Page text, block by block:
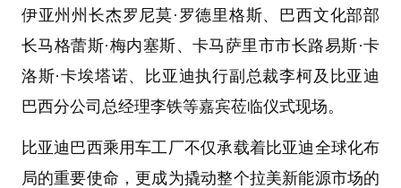
伊亚州州长杰罗尼莫·罗德里格斯、巴西文化部部
长马格蕾斯·梅内塞斯、卡马萨里市市长路易斯·卡
洛斯·卡埃塔诺、比亚迪执行副总裁李柯及比亚迪
巴西分公司总经理李铁等嘉宾莅临仪式现场。
比亚迪巴西乘用车工厂不仅承载着比亚迪全球化布
局的重要使命，更成为撬动整个拉美新能源市场的